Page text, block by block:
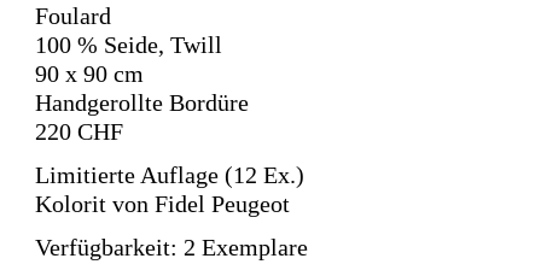
Foulard
100 % Seide, Twill
90 x 90 cm
Handgerollte Bordüre
220CHF
Limitierte Auflage (12 Ex.)
Kolorit von Fidel Peugeot
Verfügbarkeit: 2 Exemplare